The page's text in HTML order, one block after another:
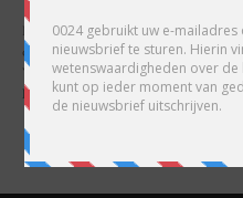
Hoofdredacteur en uitgever van 0024
ondernemer in hart en nieren, voor wie
Wijnschenk is uitgeven levenslange
horloges.